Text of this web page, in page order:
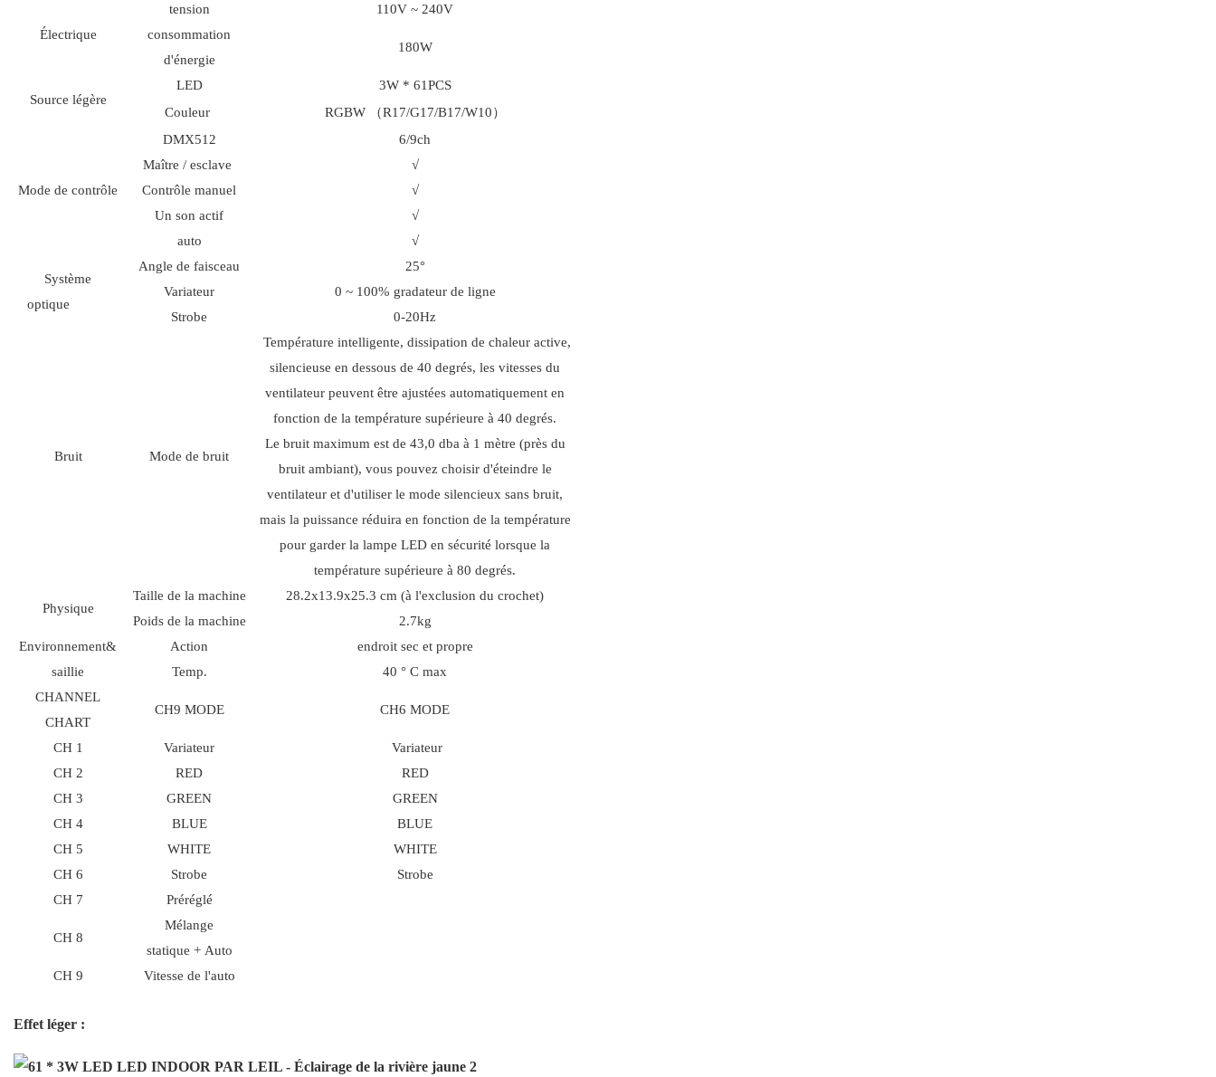
Électrique
tension
110V ~ 240V
consommation
d'énergie
180W
Source légère
LED
3W * 61PCS
Couleur
RGBW （R17/G17/B17/W10）
Mode de contrôle
DMX512
6/9ch
Maître / esclave
√
Contrôle manuel
√
Un son actif
√
auto
√
Système
optique
Angle de faisceau
25°
Variateur
0 ~ 100% gradateur de ligne
Strobe
0-20Hz
Bruit Mode de bruit
Température intelligente, dissipation de chaleur active,
silencieuse en dessous de 40 degrés, les vitesses du
ventilateur peuvent être ajustées automatiquement en
fonction de la température supérieure à 40 degrés.
Le bruit maximum est de 43,0 dba à 1 mètre (près du
bruit ambiant), vous pouvez choisir d'éteindre le
ventilateur et d'utiliser le mode silencieux sans bruit,
mais la puissance réduira en fonction de la température
pour garder la lampe LED en sécurité lorsque la
température supérieure à 80 degrés.
Physique
Taille de la machine
28.2x13.9x25.3 cm (à l'exclusion du crochet)
Poids de la machine
2.7kg
Environnement&
saillie
Action
endroit sec et propre
Temp.
40 ° C max
CHANNEL
CHART
CH9 MODE CH6 MODE
CH 1 Variateur
Variateur
CH 2
RED
RED
CH 3
GREEN
GREEN
CH 4
BLUE
BLUE
CH 5
WHITE
WHITE
CH 6
Strobe
Strobe
CH 7
Préréglé
CH 8
Mélange
statique + Auto
CH 9
Vitesse de l'auto
Effet léger :